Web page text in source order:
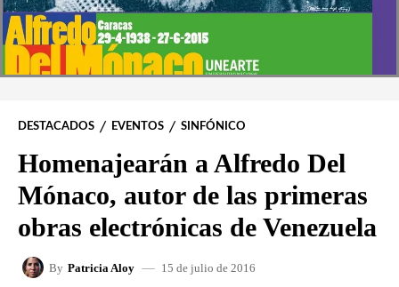
DESTACADOS EVENTOS SINFÓNICO
Homenajearán a Alfredo Del
Mónaco, autor de las primeras
obras electrónicas de Venezuela
By Patricia Aloy 15 de julio de 2016